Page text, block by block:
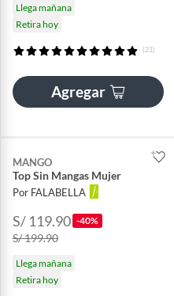
Llega mañana
Retira hoy
(21)
Agregar
MANGO
Top Sin Mangas Mujer
Por FALABELLA
S/ 119.90 -40%
S/ 199.90
Llega mañana
Retira hoy